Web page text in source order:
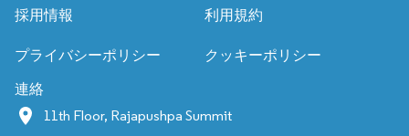
採用情報 利用規約
プライバシーポリシー クッキーポリシー
連絡
11th Floor, Rajapushpa Summit